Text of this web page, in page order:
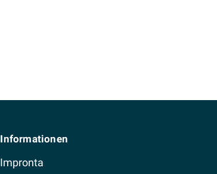
Informationen
Impronta